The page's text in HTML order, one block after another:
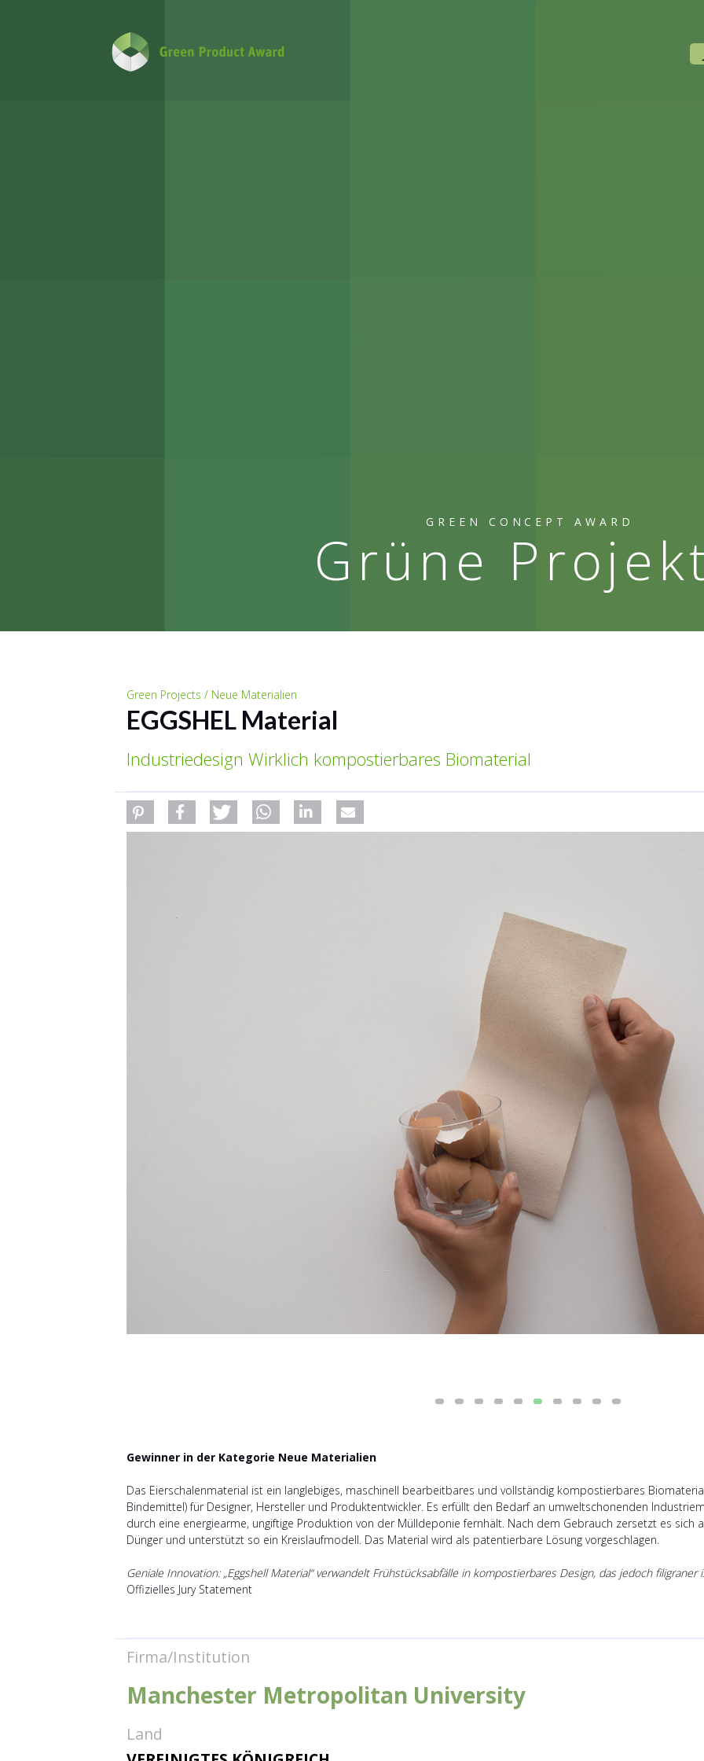
GREEN CONCEPT AWARD
Grüne
Green Projects / Neue Materialien
EGGSHEL Material
Industriedesign Wirklich kompostierbares Biomaterial
Gewinner in der Kategorie Neue Materialien
Das Eierschalenmaterial ist ein langlebiges, maschinell bearbeitbares und vollständig kompostierbares
Bindemittel) für Designer, Hersteller und Produktentwickler. Es erfüllt den Bedarf an umweltschonenden
durch eine energiearme, ungiftige Produktion von der Mülldeponie fernhält. Nach dem Gebrauch zersetzt es sich
Dünger und unterstützt so ein Kreislaufmodell. Das Material wird als patentierbare Lösung vorgeschlagen.
Geniale Innovation: „Eggshell Material“ verwandelt Frühstücksabfälle in kompostierbares Design, das jedoch filigraner
Offizielles Jury Statement
Firma/Institution
Manchester Metropolitan University
Land